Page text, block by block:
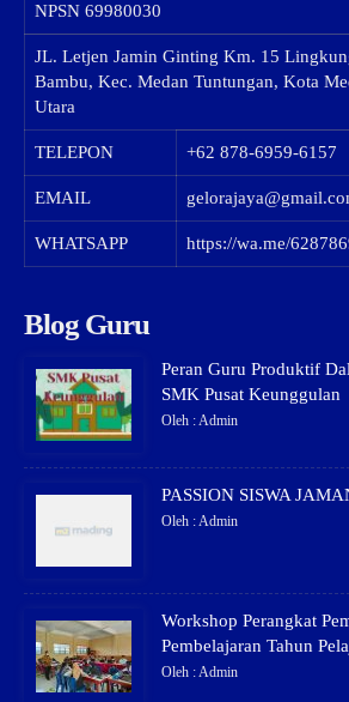
NPSN 69980030
JL. Letjen Jamin Ginting Km. 15
Bambu, Kec. Medan Tuntungan, Kota
Utara
TELEPON +62 878-6959-6157
EMAIL
WHATSAPP https://wa.me/
Blog Guru
Peran Guru Produktif
SMK Pusat Keunggulan
Oleh : Admin
PASSION SISWA
Oleh : Admin
Workshop Perangkat
Pembelajaran Tahun
Oleh : Admin